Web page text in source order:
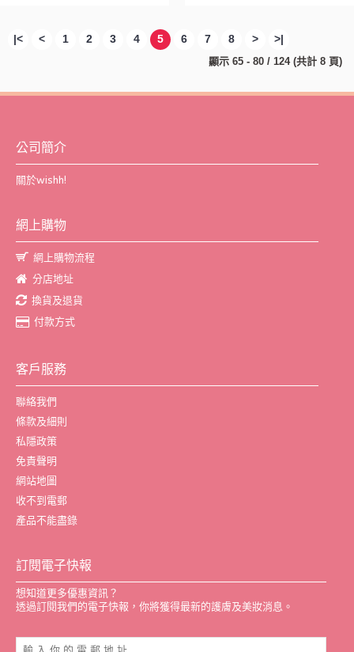
|< < 1 2 3 4 5 6 7 8 > >|
顯示 65 - 80 / 124 (共計 8 頁)
公司簡介
關於wishh!
網上購物
網上購物流程
分店地址
換貨及退貨
付款方式
客戶服務
聯絡我們
條款及細則
私隱政策
免責聲明
網站地圖
收不到電郵
產品不能盡錄
訂閱電子快報
想知道更多優惠資訊？
透過訂閱我們的電子快報，你將獲得最新的護膚及美妝消息。